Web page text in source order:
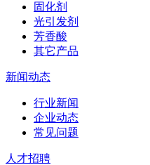
固化剂
光引发剂
芳香酸
其它产品
新闻动态
行业新闻
企业动态
常见问题
人才招聘